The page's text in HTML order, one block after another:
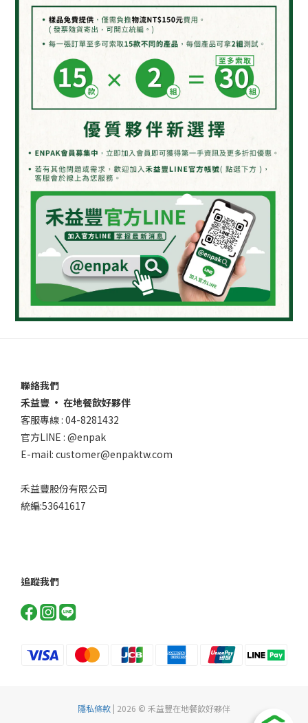
聯絡我們
禾益豐 • 在地餐飲好夥伴
客服專線 : 04-8281432
官方LINE : @enpak
E-mail: customer@enpaktw.com
禾益豐股份有限公司
統編:53641617
追蹤我們
隱私條款 | 2026 © 禾益豐在地餐飲好夥伴